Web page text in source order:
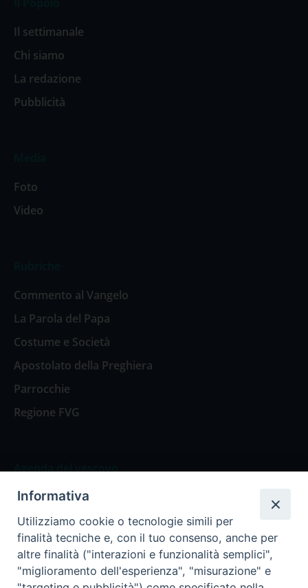
Il settimanale
Chi siamo
La redazione
Pubblicità
Foto
Video
Commento al Vangelo
La Parola del Papa
Costume e Società
Apostolato della Preghiera
Parrocchie
Regione FVG
Agenda del vescovo
Agenda del vescovo
Privacy Policy Trasparenza
Informativa
Utilizziamo cookie o tecnologie simili per
finalità tecniche e, con il tuo consenso, anche per
altre finalità ("interazioni e funzionalità semplici",
"miglioramento dell'esperienza", "misurazione" e